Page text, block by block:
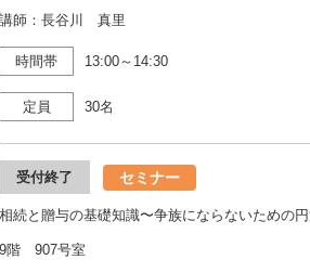
講師：長谷川 真里
時間帯 13:00～14:30
定員 30名
受付終了 セミナー
相続と贈与の基礎知識〜争族にならないための
9階 907号室